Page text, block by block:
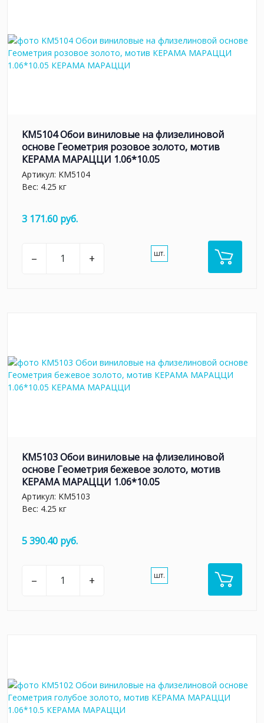
KM5104 Обои виниловые на флизелиновой
основе Геометрия розовое золото, мотив
КЕРАМА МАРАЦЦИ 1.06*10.05
Артикул: KM5104
Вес: 4.25 кг
3 171.60 руб.
– + шт.
KM5103 Обои виниловые на флизелиновой
основе Геометрия бежевое золото, мотив
КЕРАМА МАРАЦЦИ 1.06*10.05
Артикул: KM5103
Вес: 4.25 кг
5 390.40 руб.
– + шт.